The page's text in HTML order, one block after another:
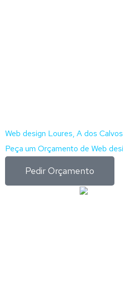
Web design Loures, A dos Calvos
Peça um Orçamento de Web
Pedir Orçamento